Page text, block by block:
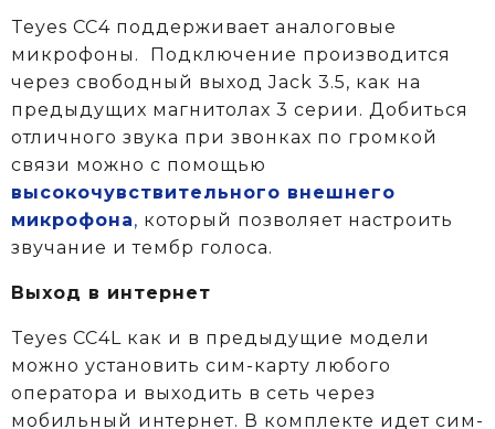
Teyes CC4 поддерживает аналоговые
микрофоны. Подключение производится
через свободный выход Jack 3.5, как на
предыдущих магнитолах 3 серии. Добиться
отличного звука при звонках по громкой
связи можно с помощью
высокочувствительного внешнего
микрофона, который позволяет настроить
звучание и тембр голоса.
Выход в интернет
Teyes CC4L как и в предыдущие модели
можно установить сим-карту любого
оператора и выходить в сеть через
мобильный интернет. В комплекте идет сим-